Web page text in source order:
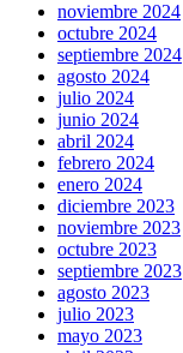
noviembre 2024
octubre 2024
septiembre 2024
agosto 2024
julio 2024
junio 2024
abril 2024
febrero 2024
enero 2024
diciembre 2023
noviembre 2023
octubre 2023
septiembre 2023
agosto 2023
julio 2023
mayo 2023